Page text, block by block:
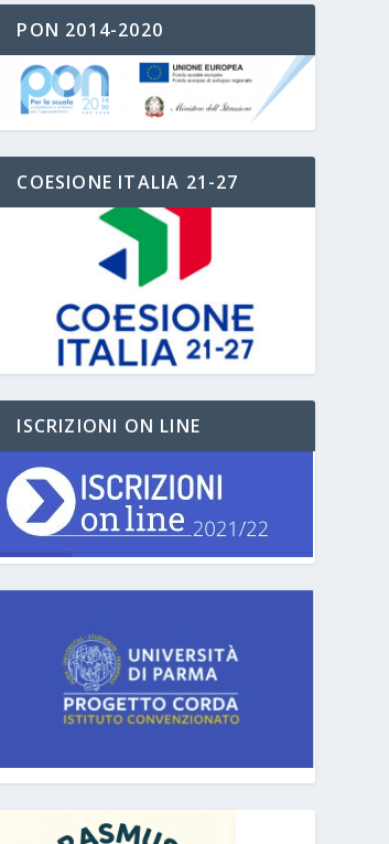
PON 2014-2020
COESIONE ITALIA 21-27
ISCRIZIONI ON LINE